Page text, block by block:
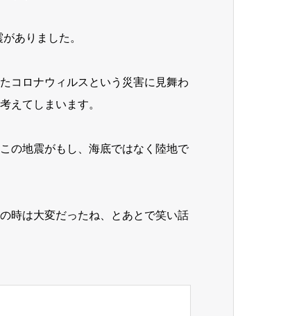
ありました。
コロナウィルスという災害に見舞わ
えてしまいます。
の地震がもし、海底ではなく陸地で
時は大変だったね、とあとで笑い話